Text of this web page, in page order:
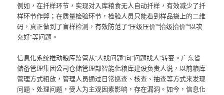
例如，在扦样环节，实现对入库粮食无人自动扦样，有效减少了扦
样环节作弊；在质量检验环节，检验人员只能看到样品袋上的二维
码，真正做到了盲样检测，有效防范了“压级压价”“抬级抬价”“以次
充好”等问题。
信息化系统推动粮库监管从“人找问题”向“问题找人”转变。广东省
储备管理集团公司仓储管理部智能化粮库建设负责人说，以前粮库
管理方式粗放，管理人员通过日常巡查、核查、抽查等方式来发现
问题、处理问题，受人为主观因素影响，存在漏洞。如今，信息化